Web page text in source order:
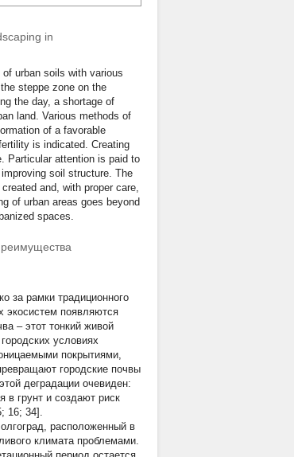
in
urban soils with various
steppe zone on the
the day, a shortage of
land. Various methods of
of a favorable
is indicated. Creating
Particular attention is paid to
soil structure. The
and, with proper care,
of urban areas goes beyond
spaces.
за рамки традиционного
экосистем появляются
– этот тонкий живой
условиях
покрытиями,
городские почвы
деградации очевиден:
в грунт и создают риск
16; 34].
расположенный в
климата проблемами.